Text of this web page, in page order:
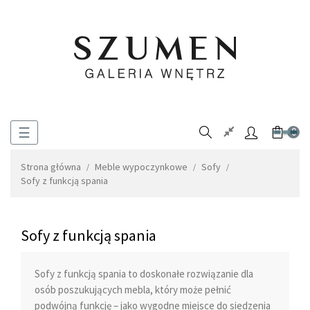
Toggle
☰ 0
Strona główna Meble wypoczynkowe
Sofy
Sofy z funkcją spania
Sofy z funkcją spania
Sofy z funkcją spania to doskonałe rozwiązanie dla
osób poszukujących mebla, który może pełnić
podwójną funkcję – jako wygodne miejsce do siedzenia